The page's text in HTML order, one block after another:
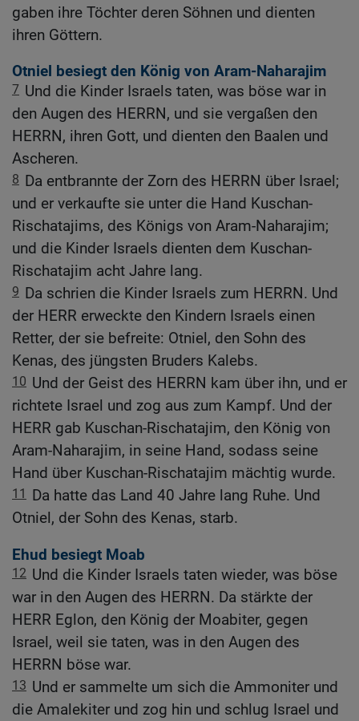
gaben ihre Töchter deren Söhnen und dienten
ihren Göttern.
Otniel besiegt den König von Aram-Naharajim
7 Und die Kinder Israels taten, was böse war in
den Augen des HERRN, und sie vergaßen den
HERRN, ihren Gott, und dienten den Baalen und
Ascheren.
8 Da entbrannte der Zorn des HERRN über Israel;
und er verkaufte sie unter die Hand Kuschan-
Rischatajims, des Königs von Aram-Naharajim;
und die Kinder Israels dienten dem Kuschan-
Rischatajim acht Jahre lang.
9 Da schrien die Kinder Israels zum HERRN. Und
der HERR erweckte den Kindern Israels einen
Retter, der sie befreite: Otniel, den Sohn des
Kenas, des jüngsten Bruders Kalebs.
10 Und der Geist des HERRN kam über ihn, und er
richtete Israel und zog aus zum Kampf. Und der
HERR gab Kuschan-Rischatajim, den König von
Aram-Naharajim, in seine Hand, sodass seine
Hand über Kuschan-Rischatajim mächtig wurde.
11
Da hatte das Land 40 Jahre lang Ruhe. Und
Otniel, der Sohn des Kenas, starb.
Ehud besiegt Moab
12 Und die Kinder Israels taten wieder, was böse
war in den Augen des HERRN. Da stärkte der
HERR Eglon, den König der Moabiter, gegen
Israel, weil sie taten, was in den Augen des
HERRN böse war.
13 Und er sammelte um sich die Ammoniter und
die Amalekiter und zog hin und schlug Israel und